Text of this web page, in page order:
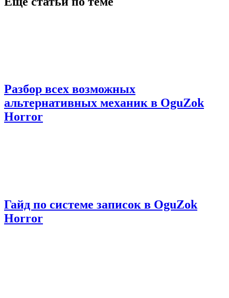
Разбор всех возможных
альтернативных механик в OguZok
Horror
Гайд по системе записок в OguZok
Horror